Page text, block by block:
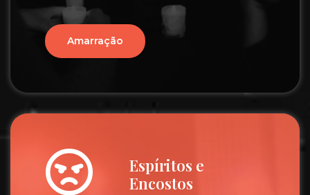
Amarração
Espíritos e
Encostos